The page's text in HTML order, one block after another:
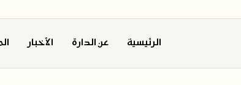
الرئيسية عن الدارة الأخبار